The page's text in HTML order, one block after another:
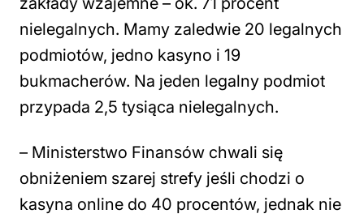
nielegalnych. Mamy zaledwie 20 legalnych
podmiotów, jedno kasyno i 19
bukmacherów. Na jeden legalny podmiot
przypada 2,5 tysiąca nielegalnych.
– Ministerstwo Finansów chwali się
obniżeniem szarej strefy jeśli chodzi o
kasyna online do 40 procentów, jednak nie